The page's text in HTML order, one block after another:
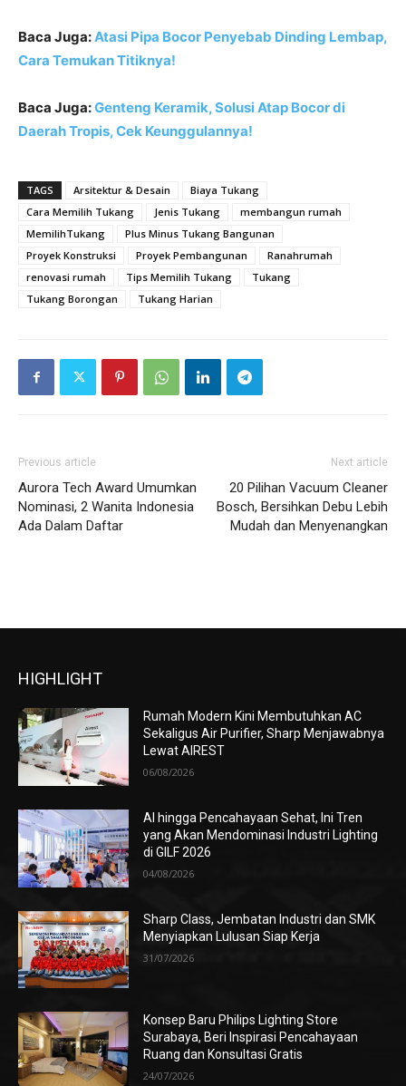
Baca Juga:Atasi Pipa Bocor Penyebab Dinding Lembap,
Cara Temukan Titiknya!
Baca Juga:Genteng Keramik, Solusi Atap Bocor di
Daerah Tropis, Cek Keunggulannya!
TAGS Arsitektur & Desain
Biaya Tukang
Cara Memilih Tukang
Jenis Tukang
membangun rumah
MemilihTukang
Plus Minus Tukang Bangunan
Proyek Konstruksi
Proyek Pembangunan
Ranahrumah
renovasi rumah
Tips Memilih Tukang
Tukang
Tukang Borongan
Tukang Harian
Previous article
Aurora Tech Award Umumkan
Nominasi, 2 Wanita Indonesia
Ada Dalam Daftar
Next article
20 Pilihan Vacuum Cleaner
Bosch, Bersihkan Debu Lebih
Mudah dan Menyenangkan
HIGHLIGHT
Rumah Modern Kini Membutuhkan AC
Sekaligus Air Purifier, Sharp Menjawabnya
Lewat AIREST
06/08/2026
AI hingga Pencahayaan Sehat, Ini Tren
yang Akan Mendominasi Industri Lighting
di GILF 2026
04/08/2026
Sharp Class, Jembatan Industri dan SMK
Menyiapkan Lulusan Siap Kerja
31/07/2026
Konsep Baru Philips Lighting Store
Surabaya, Beri Inspirasi Pencahayaan
Ruang dan Konsultasi Gratis
24/07/2026